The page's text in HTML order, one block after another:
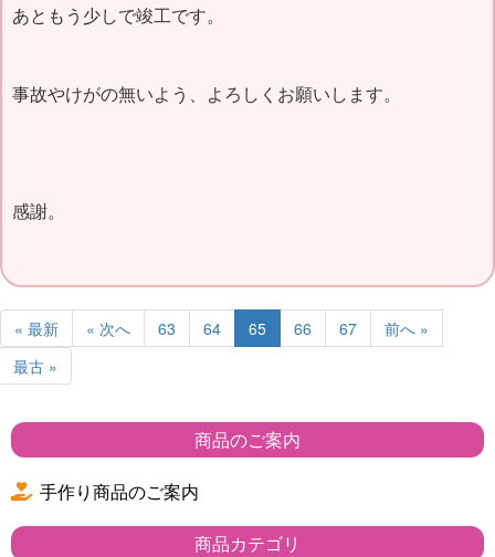
あともう少しで竣工です。
事故やけがの無いよう、よろしくお願いします。
感謝。
« 最新 « 次へ 63 64 65 66 67
前へ »
最古 »
商品のご案内
手作り商品のご案内
商品カテゴリ